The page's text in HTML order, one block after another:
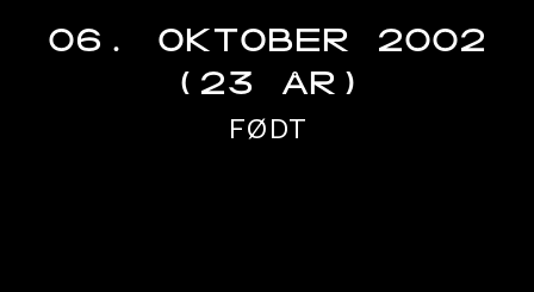
06. OKTOBER 2002
(23 ÅR)
FØDT